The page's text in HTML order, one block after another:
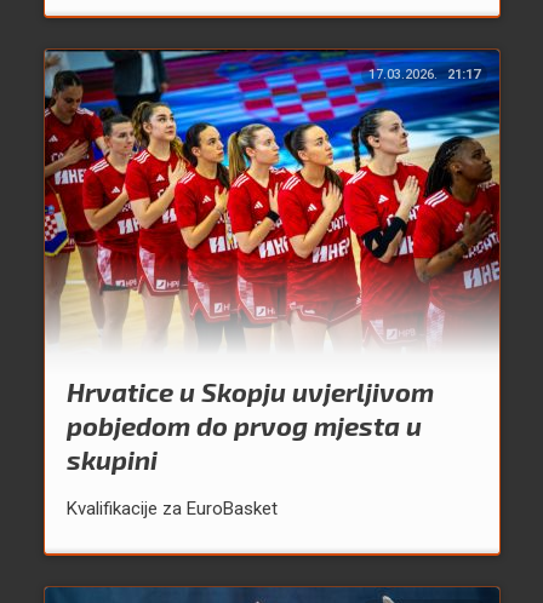
17.03.2026. 21:17
Hrvatice u Skopju uvjerljivom
pobjedom do prvog mjesta u
skupini
Kvalifikacije za EuroBasket